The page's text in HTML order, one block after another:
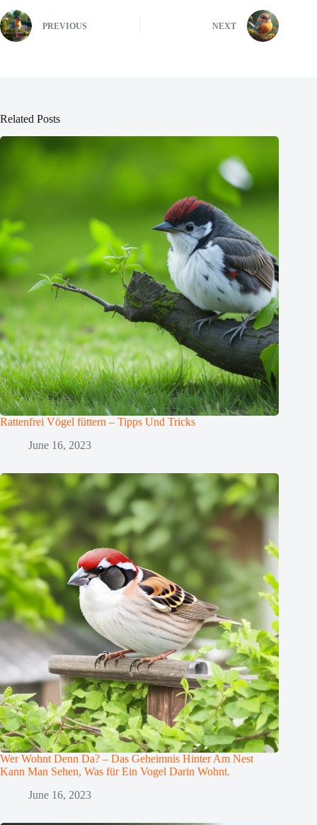
PREVIOUS NEXT
Related Posts
Rattenfrei Vögel füttern – Tipps Und Tricks
June 16, 2023
Wer Wohnt Denn Da? – Das Geheimnis Hinter Am Nest
Kann Man Sehen, Was für Ein Vogel Darin Wohnt.
June 16, 2023